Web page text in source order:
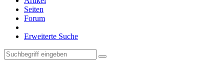
Seiten
Forum
Erweiterte Suche